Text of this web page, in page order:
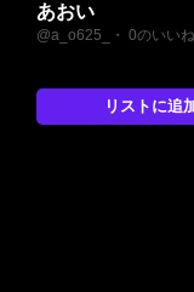
あおい
@a_o625_・ 0のいいね
リストに追